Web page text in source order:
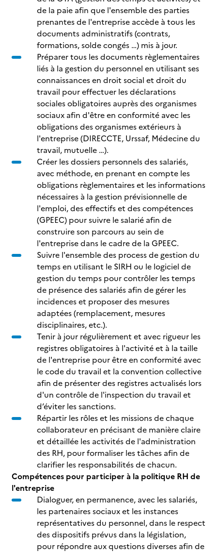
de la paie afin que l'ensemble des parties
prenantes de l'entreprise accède à tous les
documents administratifs (contrats,
formations, solde congés …) mis à jour.
Préparer tous les documents règlementaires
liés à la gestion du personnel en utilisant ses
connaissances en droit social et droit du
travail pour effectuer les déclarations
sociales obligatoires auprès des organismes
sociaux afin d'être en conformité avec les
obligations des organismes extérieurs à
l'entreprise (DIRECCTE, Urssaf, Médecine du
travail, mutuelle …).
Créer les dossiers personnels des salariés,
avec méthode, en prenant en compte les
obligations règlementaires et les informations
nécessaires à la gestion prévisionnelle de
l'emploi, des effectifs et des compétences
(GPEEC) pour suivre le salarié afin de
construire son parcours au sein de
l'entreprise dans le cadre de la GPEEC.
Suivre l'ensemble des process de gestion du
temps en utilisant le SIRH ou le logiciel de
gestion du temps pour contrôler les temps
de présence des salariés afin de gérer les
incidences et proposer des mesures
adaptées (remplacement, mesures
disciplinaires, etc.).
Tenir à jour régulièrement et avec rigueur les
registres obligatoires à l'activité et à la taille
de l'entreprise pour être en conformité avec
le code du travail et la convention collective
afin de présenter des registres actualisés lors
d'un contrôle de l'inspection du travail et
d’éviter les sanctions.
Répartir les rôles et les missions de chaque
collaborateur en précisant de manière claire
et détaillée les activités de l'administration
des RH, pour formaliser les tâches afin de
clarifier les responsabilités de chacun.
Compétences pour participer à la politique RH de
l'entreprise
Dialoguer, en permanence, avec les salariés,
les partenaires sociaux et les instances
représentatives du personnel, dans le respect
des dispositifs prévus dans la législation,
pour répondre aux questions diverses afin de